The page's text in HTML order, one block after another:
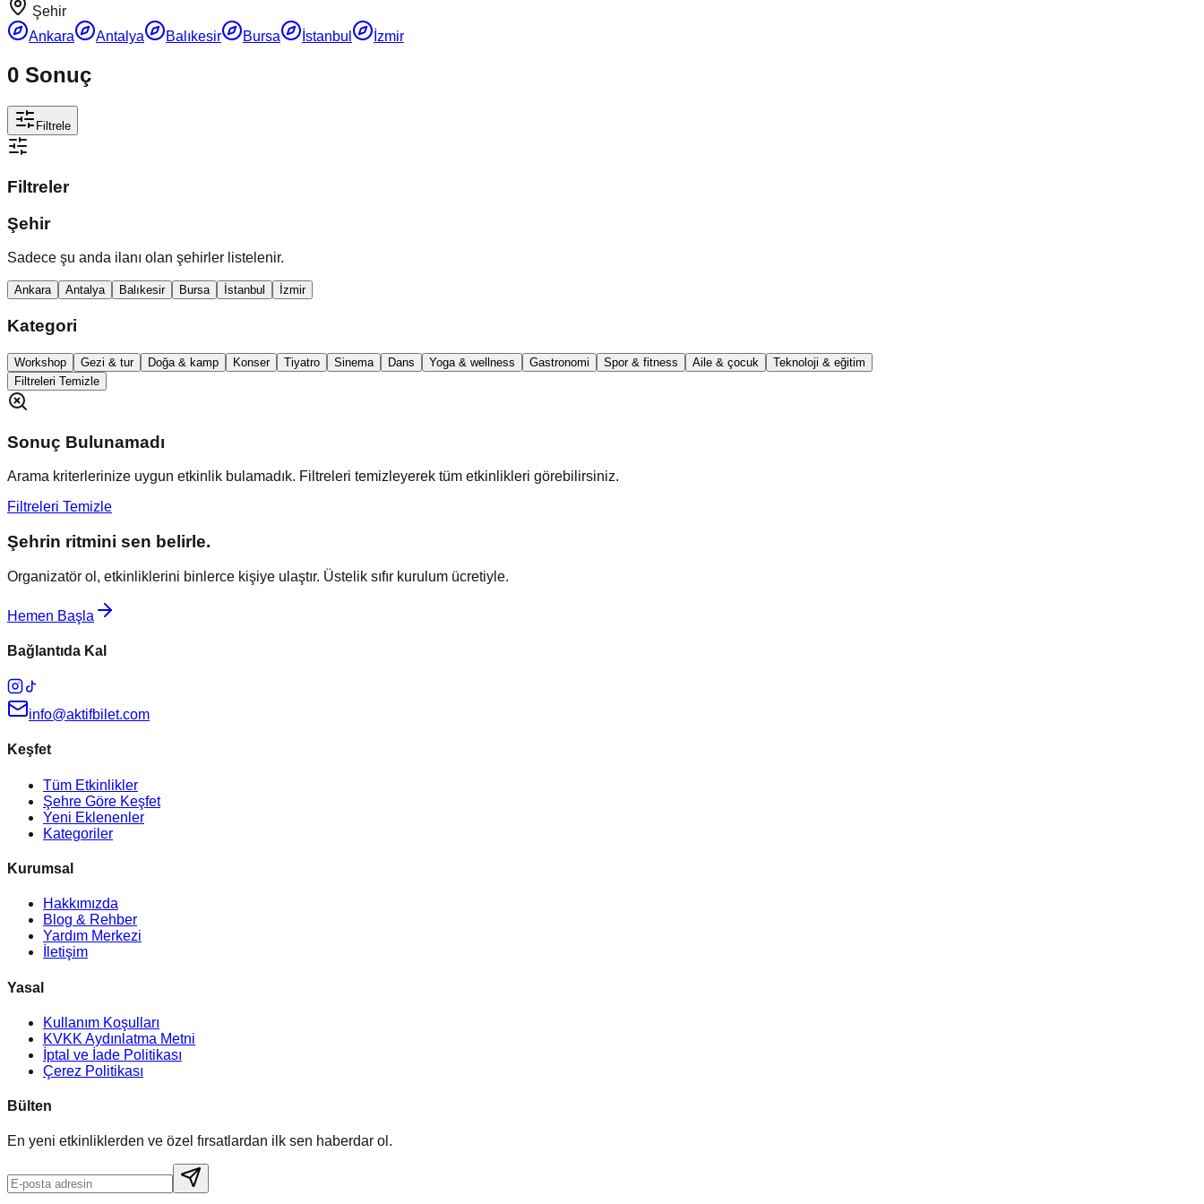
Şehir
Ankara
Antalya Balıkesir Bursa İstanbul İzmir
0 Sonuç
Filtrele
Filtreler
Şehir
Sadece şu anda ilanı olan şehirler listelenir.
Ankara Antalya Balıkesir Bursa İstanbul İzmir
Kategori
Workshop Gezi & tur Doğa & kamp Konser Tiyatro Sinema Dans Yoga & wellness Gastronomi Spor & fitness Aile & çocuk
Teknoloji & eğitim
Filtreleri Temizle
Sonuç Bulunamadı
Arama kriterlerinize uygun etkinlik bulamadık. Filtreleri temizleyerek tüm etkinlikleri görebilirsiniz.
Filtreleri Temizle
Şehrin ritmini sen belirle.
Organizatör ol, etkinliklerini binlerce kişiye ulaştır. Üstelik sıfır kurulum ücretiyle.
Hemen Başla
Bağlantıda Kal
info@aktifbilet.com
Keşfet
Tüm Etkinlikler
Şehre Göre Keşfet
Yeni Eklenenler
Kategoriler
Kurumsal
Hakkımızda
Blog & Rehber
Yardım Merkezi
İletişim
Yasal
Kullanım Koşulları
KVKK Aydınlatma Metni
İptal ve İade Politikası
Çerez Politikası
Bülten
En yeni etkinliklerden ve özel fırsatlardan ilk sen haberdar ol.